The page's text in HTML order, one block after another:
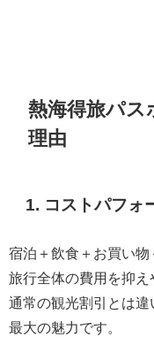
熱海得旅パス
理由
1. コストパフォ
宿泊＋飲食＋お買い物
旅行全体の費用を抑え
通常の観光割引とは
最大の魅力です。